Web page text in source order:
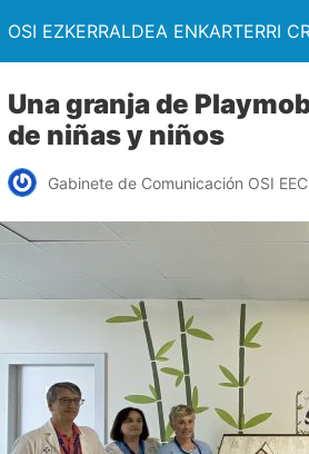
OSI EZKERRALDEA ENKARTERRI
Una granja de
de niñas y niños
Gabinete de Comunicación OSI EEC